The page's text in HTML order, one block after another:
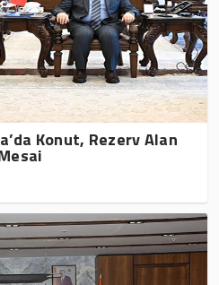
Konut, Rezerv Alan